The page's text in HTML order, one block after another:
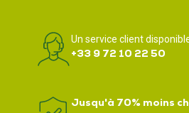
Un service client
+33 9 72 10 22 50
Jusqu'à 70% moins